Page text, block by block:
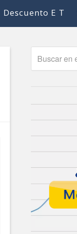
Descuento E T